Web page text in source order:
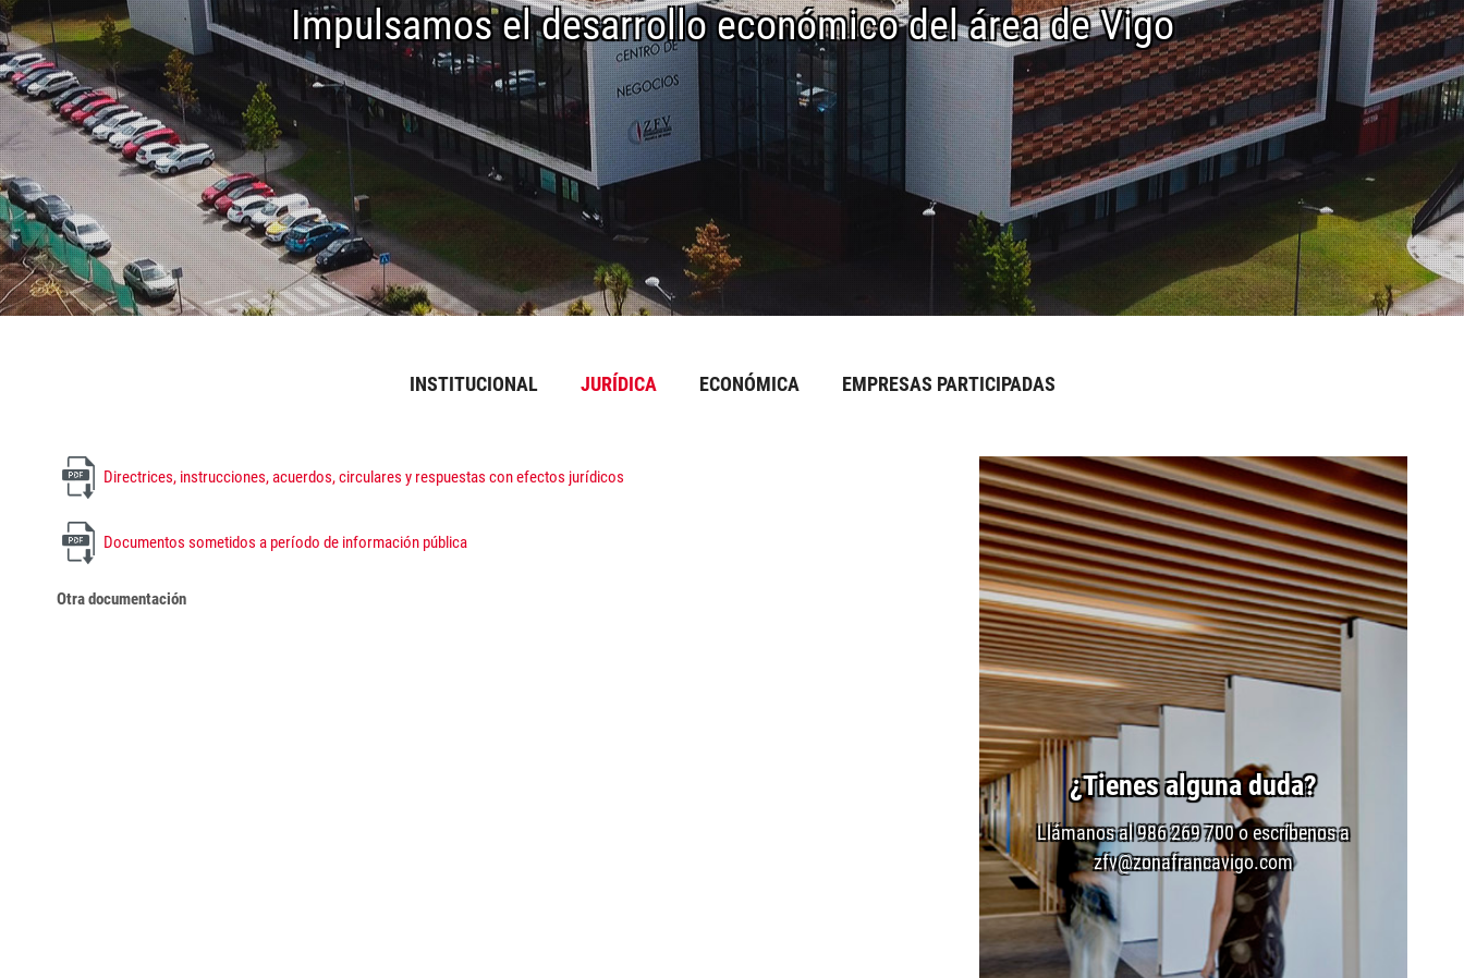
Impulsamos el desarrollo económico del área de Vigo
INSTITUCIONAL JURÍDICA ECONÓMICA EMPRESAS PARTICIPADAS
Directrices, instrucciones, acuerdos, circulares y respuestas con efectos jurídicos
Documentos sometidos a período de información pública
Otra documentación
¿Tienes alguna duda?
Llámanos al 986 269 700 o escríbenos a
zfv@zonafrancavigo.com